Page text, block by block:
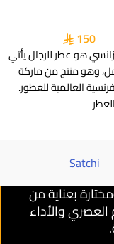
150
هو عطر للرجال يأتي
90 مل، وهو منتج من ماركة
العالمية للعطور.
Satchi
بعناية من
العصري والأداء